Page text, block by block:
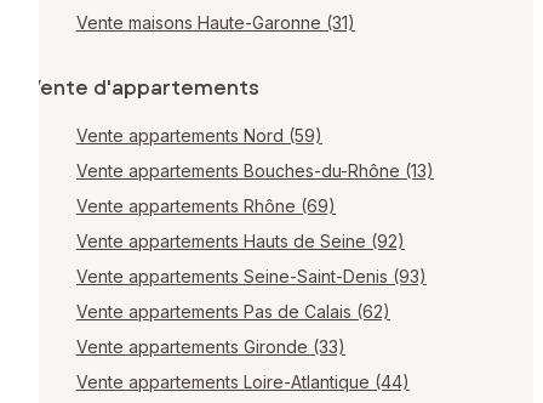
Vente maisons Haute-Garonne (31)
Vente d'appartements
Vente appartements Nord (59)
Vente appartements Bouches-du-Rhône (13)
Vente appartements Rhône (69)
Vente appartements Hauts de Seine (92)
Vente appartements Seine-Saint-Denis (93)
Vente appartements Pas de Calais (62)
Vente appartements Gironde (33)
Vente appartements Loire-Atlantique (44)